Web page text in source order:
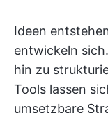
Ideen
entwickeln
hin zu
Tools lassen
umsetzbare